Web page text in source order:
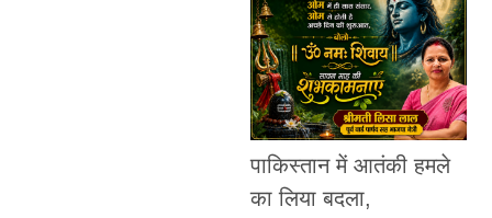
पाकिस्तान में आतंकी हमले
का लिया बदला,